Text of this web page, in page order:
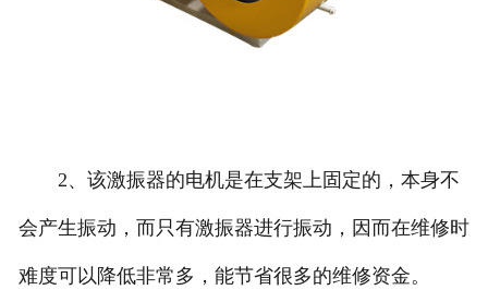
2、该激振器的电机是在支架上固定的，本身不
会产生振动，而只有激振器进行振动，因而在维修时
难度可以降低非常多，能节省很多的维修资金。